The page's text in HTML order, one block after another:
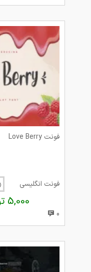
فونت Love Berry
فونت انگلیسی
5,000 تومان
0